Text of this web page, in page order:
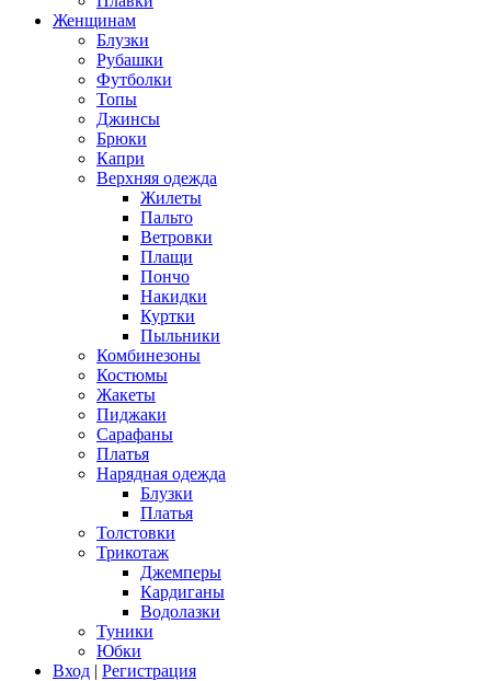
Женщинам
Блузки
Рубашки
Футболки
Топы
Джинсы
Брюки
Капри
Верхняя одежда
Жилеты
Пальто
Ветровки
Плащи
Пончо
Накидки
Куртки
Пыльники
Комбинезоны
Костюмы
Жакеты
Пиджаки
Сарафаны
Платья
Нарядная одежда
Блузки
Платья
Толстовки
Трикотаж
Джемперы
Кардиганы
Водолазки
Туники
Юбки
Вход | Регистрация